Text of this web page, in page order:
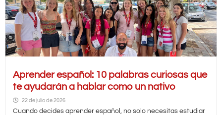
Aprender español: 10 palabras curiosas que
te ayudarán a hablar como un nativo
22 de julio de 2026
Cuando decides aprender español, no solo necesitas estudiar